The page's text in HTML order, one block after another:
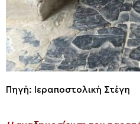
Πηγή: Ιεραποστολική Στέγη